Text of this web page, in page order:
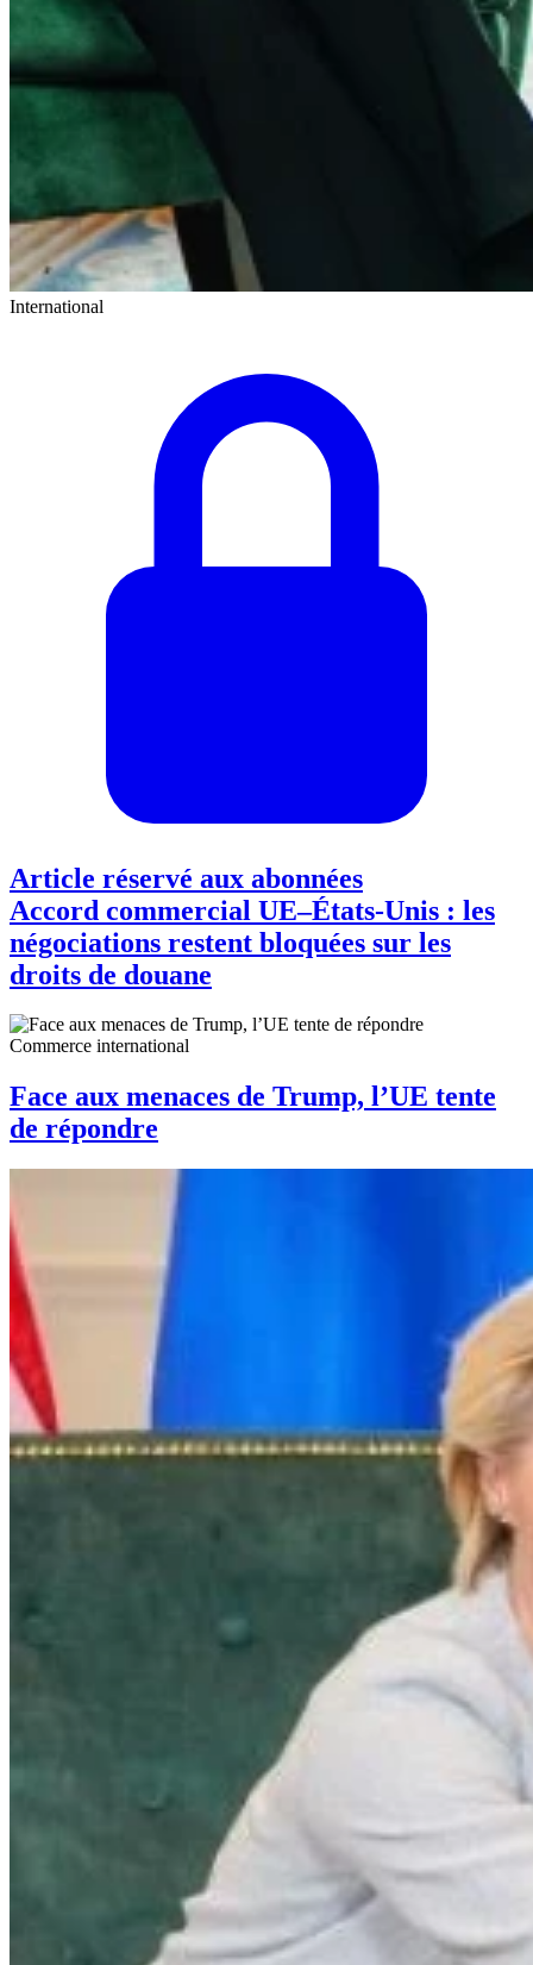
International
Article réservé aux abonnées
Accord commercial UE–États-Unis : les
négociations restent bloquées sur les
droits de douane
Commerce international
Face aux menaces de Trump, l’UE tente
de répondre